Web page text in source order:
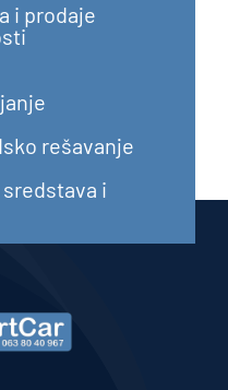
i prodaje
rešavanje
i